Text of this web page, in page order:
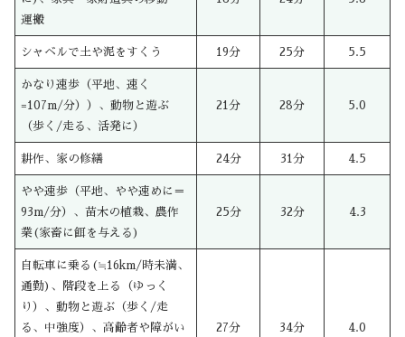
運搬
シャベルで土や泥をすくう 19分 25分 5.5
かなり速歩（平地、速く
=107m/分））、動物と遊ぶ
（歩く/走る、活発に）
21分 28分 5.0
耕作、家の修繕 24分 31分 4.5
やや速歩（平地、やや速めに＝
93m/分）、苗木の植栽、農作
業(家畜に餌を与える)
25分 32分 4.3
自転車に乗る(≒16km/時未満、
通勤)、階段を上る（ゆっく
り）、動物と遊ぶ（歩く/走
る、中強度）、高齢者や障がい
27分 34分 4.0